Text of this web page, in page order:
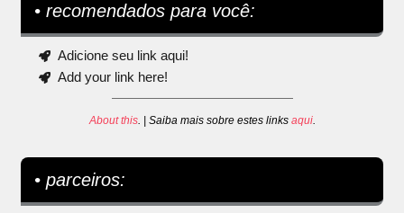
• recomendados para você:
Adicione seu link aqui!
Add your link here!
About this. | Saiba mais sobre estes links aqui.
• parceiros: